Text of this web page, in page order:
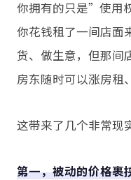
你拥有的只是”使
你花钱租了一间店面
货、做生意，但那
房东随时可以涨房租
这带来了几个非常现
第一，被动的价格裹